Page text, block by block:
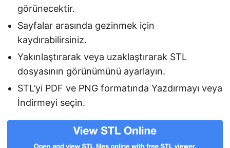
görünecektir.
Sayfalar arasında gezinmek için
kaydırabilirsiniz.
Yakınlaştırarak veya uzaklaştırarak STL
dosyasının görünümünü ayarlayın.
STL’yi PDF ve PNG formatında Yazdırmayı veya
İndirmeyi seçin.